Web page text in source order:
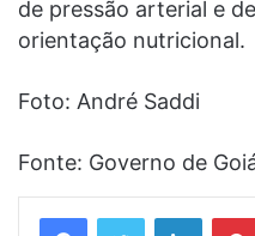
de pressão arterial e
orientação nutricional.
Foto: André Saddi
Fonte: Governo de